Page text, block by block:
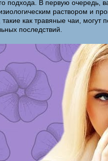
В первую очередь,
раствором и
как травяные чаи, могут
последствий.